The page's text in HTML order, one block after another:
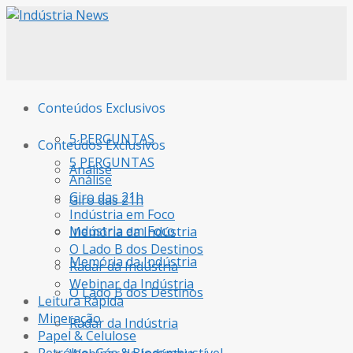
Conteúdos Exclusivos
5 PERGUNTAS
Análise
Giro das 21h
Indústria em Foco
Memória da Indústria
O Lado B dos Destinos
Radar da Indústria
Conteúdos Exclusivos
5 PERGUNTAS
Análise
Giro das 21h
Indústria em Foco
Memória da Indústria
O Lado B dos Destinos
Radar da Indústria
Webinar da Indústria
Leitura Rápida
Mineração
Papel & Celulose